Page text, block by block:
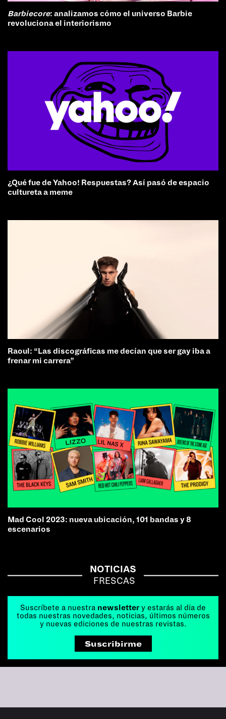
Barbiecore: analizamos cómo el universo Barbie
revoluciona el interiorismo
¿Qué fue de Yahoo! Respuestas? Así pasó de espacio
cultureta a meme
Raoul: “Las discográficas me decían que ser gay iba a
frenar mi carrera”
Mad Cool 2023: nueva ubicación, 101 bandas y 8
escenarios
NOTICIAS
FRESCAS
Suscríbete a nuestra newsletter y estarás al día de
todas nuestras novedades, noticias, últimos números
y nuevas ediciones de nuestras revistas.
Suscribirme